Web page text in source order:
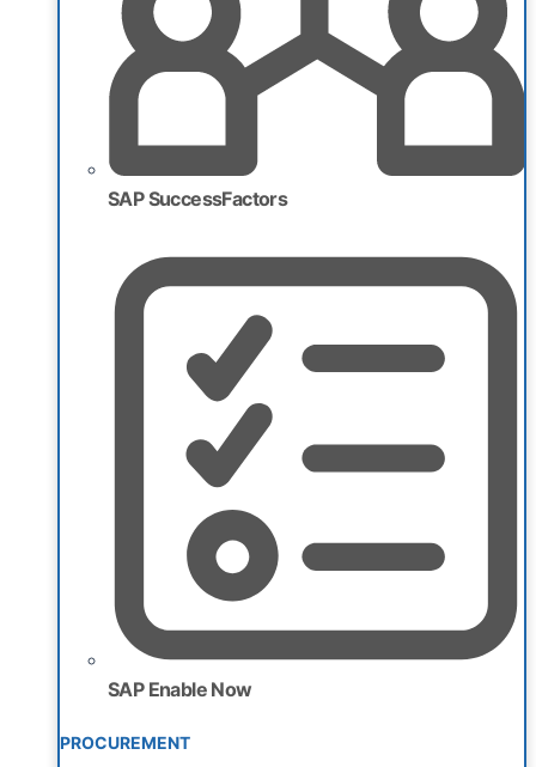
SAP SuccessFactors
SAP Enable Now
PROCUREMENT